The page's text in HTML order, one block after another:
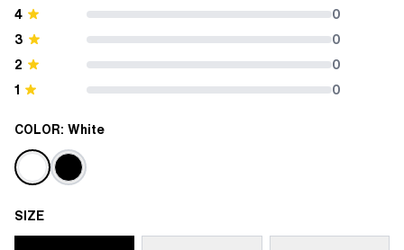
4
0
3
0
2
0
1
0
COLOR: White
SIZE